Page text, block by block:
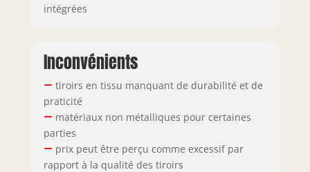
intégrées
Inconvénients
tiroirs en tissu manquant de durabilité et de
praticité
matériaux non métalliques pour certaines
parties
prix peut être perçu comme excessif par
rapport à la qualité des tiroirs